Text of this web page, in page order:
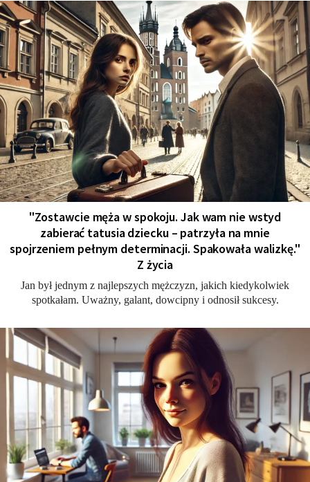
"Zostawcie męża w spokoju. Jak wam nie wstyd
zabierać tatusia dziecku – patrzyła na mnie
spojrzeniem pełnym determinacji. Spakowała walizkę."
Z życia
Jan był jednym z najlepszych mężczyzn, jakich kiedykolwiek
spotkałam. Uważny, galant, dowcipny i odnosił sukcesy.